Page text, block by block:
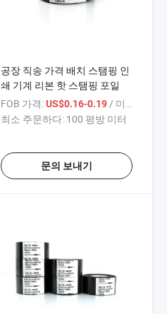
공장 직송 가격 배치 스탬핑 인
쇄 기계 리본 핫 스탬핑 포일
FOB 가격: US$0.16-0.19 / 미터
최소 주문하다: 100 평방 미터
문의 보내기